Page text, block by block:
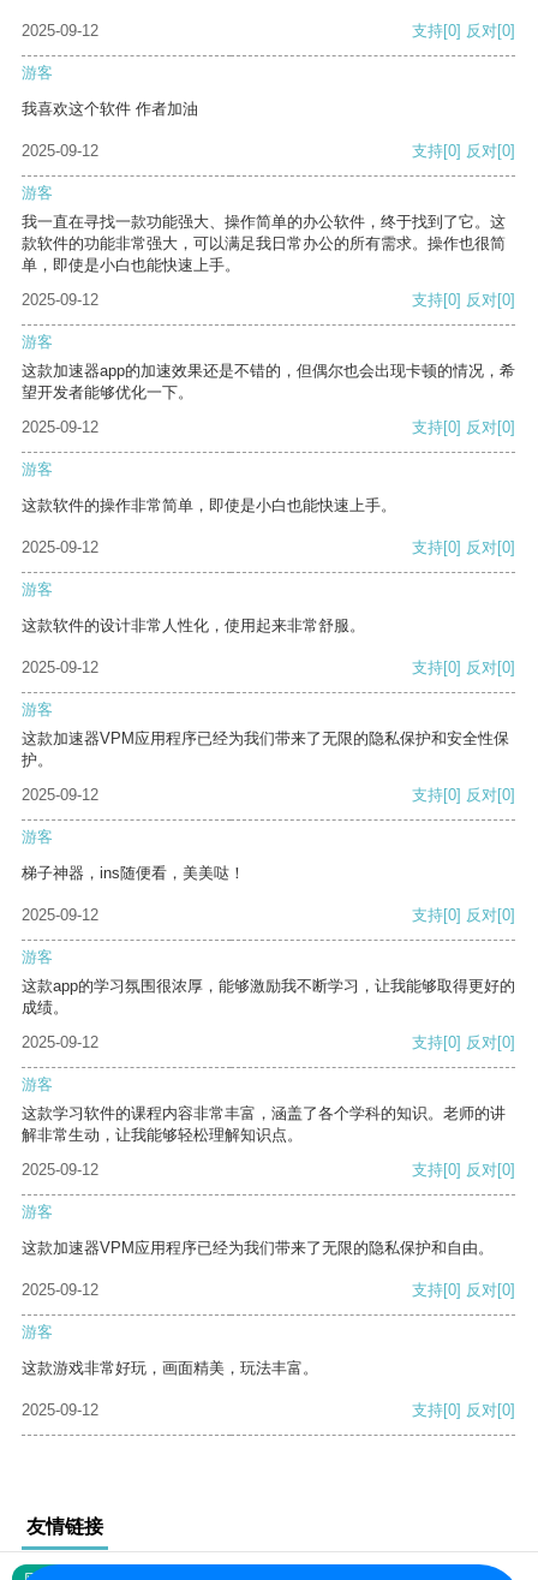
2025-09-12 支持[0] 反对[0]
游客
我喜欢这个软件 作者加油
2025-09-12 支持[0] 反对[0]
游客
我一直在寻找一款功能强大、操作简单的办公软件，终于找到了它。这
款软件的功能非常强大，可以满足我日常办公的所有需求。操作也很简
单，即使是小白也能快速上手。
2025-09-12
支持[0] 反对[0]
游客
这款加速器app的加速效果还是不错的，但偶尔也会出现卡顿的情况，希
望开发者能够优化一下。
2025-09-12
支持[0] 反对[0]
游客
这款软件的操作非常简单，即使是小白也能快速上手。
2025-09-12 支持[0] 反对[0]
游客
这款软件的设计非常人性化，使用起来非常舒服。
2025-09-12 支持[0] 反对[0]
游客
这款加速器VPM应用程序已经为我们带来了无限的隐私保护和安全性保
护。
2025-09-12
支持[0] 反对[0]
游客
梯子神器，ins随便看，美美哒！
2025-09-12 支持[0] 反对[0]
游客
这款app的学习氛围很浓厚，能够激励我不断学习，让我能够取得更好的
成绩。
2025-09-12
支持[0] 反对[0]
游客
这款学习软件的课程内容非常丰富，涵盖了各个学科的知识。老师的讲
解非常生动，让我能够轻松理解知识点。
2025-09-12
支持[0] 反对[0]
游客
这款加速器VPM应用程序已经为我们带来了无限的隐私保护和自由。
2025-09-12 支持[0] 反对[0]
游客
这款游戏非常好玩，画面精美，玩法丰富。
2025-09-12 支持[0] 反对[0]
友情链接